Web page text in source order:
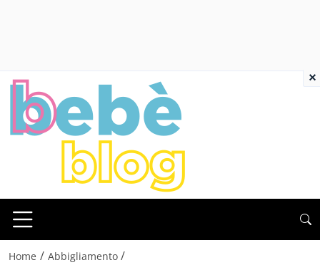
Home / Abbigliamento /
×